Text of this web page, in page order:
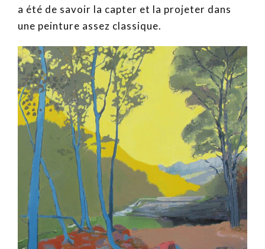
a été de savoir la capter et la projeter dans
une peinture assez classique.